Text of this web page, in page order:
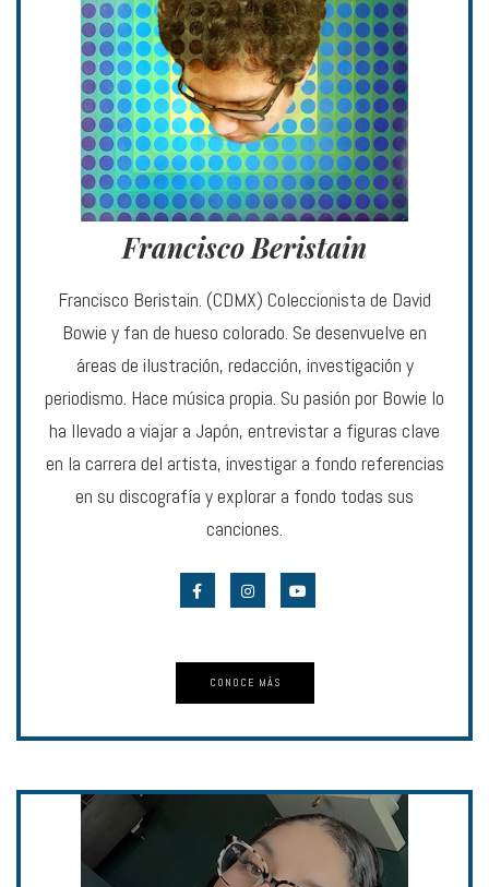
Francisco Beristain
Francisco Beristain. (CDMX) Coleccionista de David
Bowie y fan de hueso colorado. Se desenvuelve en
áreas de ilustración, redacción, investigación y
periodismo. Hace música propia. Su pasión por Bowie lo
ha llevado a viajar a Japón, entrevistar a figuras clave
en la carrera del artista, investigar a fondo referencias
en su discografía y explorar a fondo todas sus
canciones.
CONOCE MÁS